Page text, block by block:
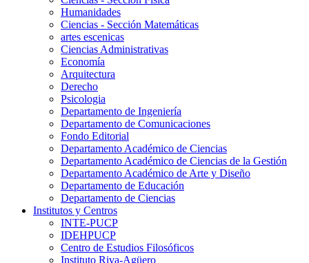
Humanidades
Ciencias - Sección Matemáticas
artes escenicas
Ciencias Administrativas
Economía
Arquitectura
Derecho
Psicologia
Departamento de Ingeniería
Departamento de Comunicaciones
Fondo Editorial
Departamento Académico de Ciencias
Departamento Académico de Ciencias de la Gestión
Departamento Académico de Arte y Diseño
Departamento de Educación
Departamento de Ciencias
Institutos y Centros
INTE-PUCP
IDEHPUCP
Centro de Estudios Filosóficos
Instituto Riva-Agüero